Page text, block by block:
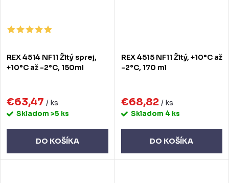
REX 4514 NF11 Žltý sprej,
+10°C až -2°C, 150ml
€63,47 / ks
Skladom >5 ks
DO KOŠÍKA
REX 4515 NF11 Žltý, +10°C až
-2°C, 170 ml
€68,82 / ks
Skladom 4 ks
DO KOŠÍKA